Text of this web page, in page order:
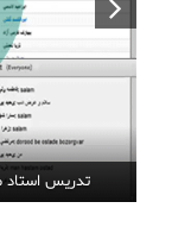
تدریس